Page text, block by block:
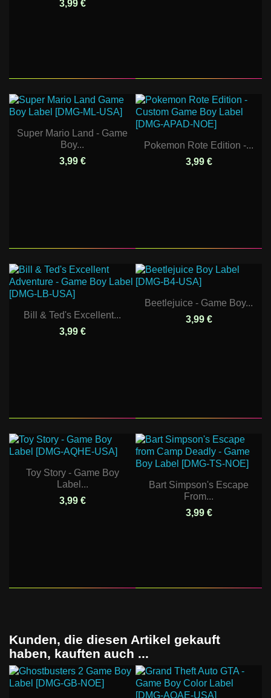
3,99 €
Super Mario Land - Game
Boy...
3,99 €
Pokemon Rote Edition -...
3,99 €
Bill & Ted's Excellent...
3,99 €
Beetlejuice - Game Boy...
3,99 €
Toy Story - Game Boy
Label...
3,99 €
Bart Simpson's Escape
From...
3,99 €
Kunden, die diesen Artikel gekauft
haben, kauften auch ...